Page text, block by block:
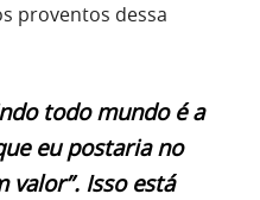
proventos dessa
todo mundo é a
eu postaria no
valor”. Isso está